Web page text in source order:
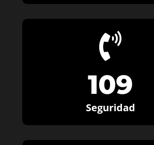

109
Seguridad